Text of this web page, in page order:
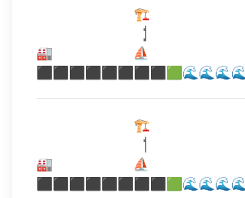
⠀⠀⠀⠀⠀⠀⠀⠀⠀⠀🏗️
⠀⠀⠀⠀⠀⠀⠀⠀⠀⠀⠀|̩̩̩̩̩̍̍̍̍
🏭⠀⠀⠀⠀⠀⠀⠀⠀ ⛵
⬛⬛⬛⬛⬛⬛⬛⬛🟩🌊🌊🌊🌊
⠀⠀⠀⠀⠀⠀⠀⠀⠀⠀🏗️
⠀⠀⠀⠀⠀⠀⠀⠀⠀⠀⠀|̍̍̍̍
🏭⠀⠀⠀⠀⠀⠀⠀⠀ ⛵
⬛⬛⬛⬛⬛⬛⬛⬛🟩🌊🌊🌊🌊